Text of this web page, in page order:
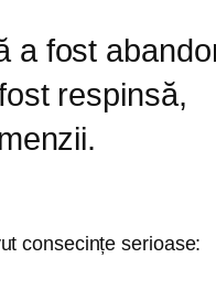
a fost
respinsă,
consecințe serioase: